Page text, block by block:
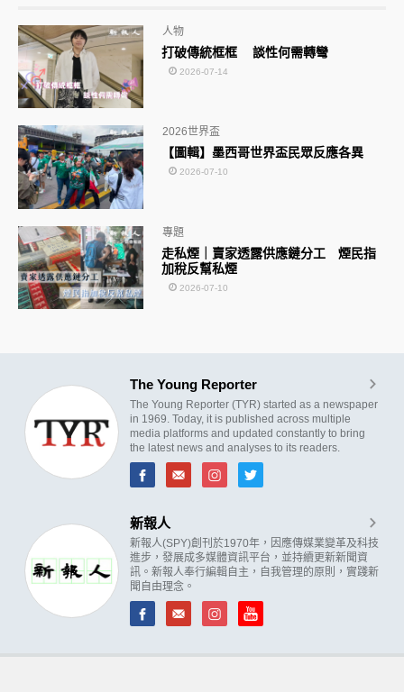
打破傳統框框 談性何需轉彎
人物
2026-07-14
【圖輯】墨西哥世界盃民眾反應各異
2026世界盃
2026-07-10
走私煙｜賣家透露供應鏈分工 煙民指
加稅反幫私煙
專題
2026-07-10
The Young Reporter
The Young Reporter (TYR) started as a newspaper
in 1969. Today, it is published across multiple
media platforms and updated constantly to bring
the latest news and analyses to its readers.
新報人
新報人(SPY)創刊於1970年，因應傳媒業變革及科技
進步，發展成多媒體資訊平台，並持續更新新聞資
訊。新報人奉行編輯自主，自我管理的原則，實踐新
聞自由理念。